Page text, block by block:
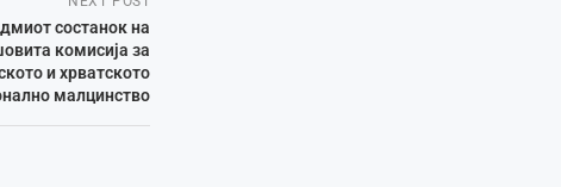
состанок на
комисија за
и хрватското
малцинство